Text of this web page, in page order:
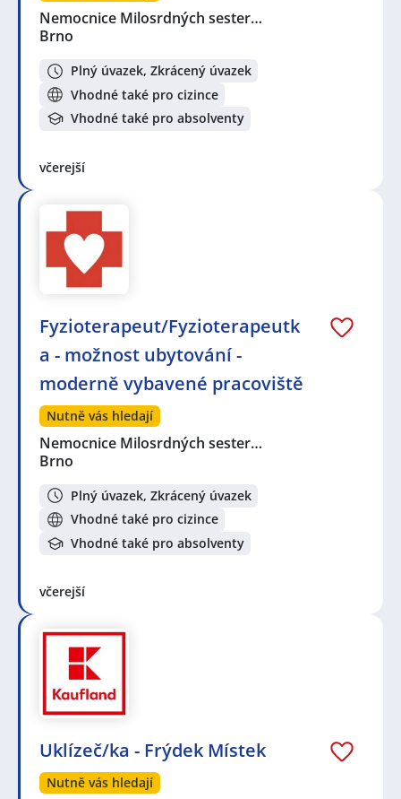
Nemocnice Milosrdných sester…
Brno
Plný úvazek, Zkrácený úvazek
Vhodné také pro cizince
Vhodné také pro absolventy
včerejší
Fyzioterapeut/Fyzioterapeutk
a - možnost ubytování -
moderně vybavené pracoviště
Nutně vás hledají
Nemocnice Milosrdných sester…
Brno
Plný úvazek, Zkrácený úvazek
Vhodné také pro cizince
Vhodné také pro absolventy
včerejší
Uklízeč/ka - Frýdek Místek
Nutně vás hledají